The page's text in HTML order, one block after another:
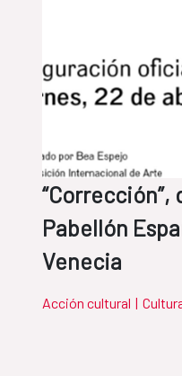
“Corrección”,
Pabellón
Venecia
Acción cultural |